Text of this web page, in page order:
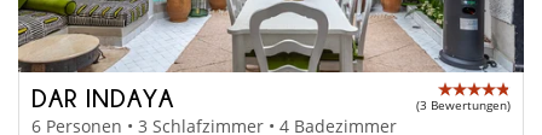
DAR INDAYA (3 Bewertungen)
6 Personen • 3 Schlafzimmer • 4 Badezimmer